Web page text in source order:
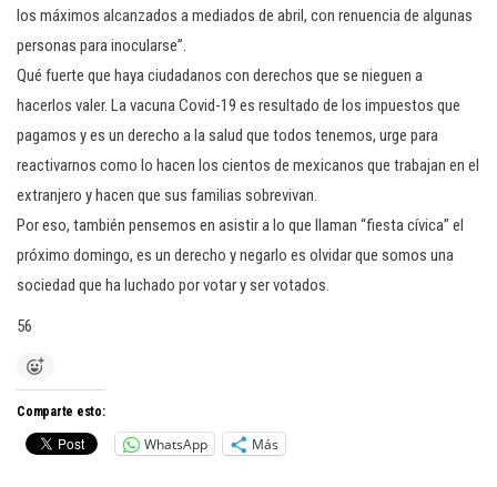
los máximos alcanzados a mediados de abril, con renuencia de algunas
personas para inocularse”.
Qué fuerte que haya ciudadanos con derechos que se nieguen a
hacerlos valer. La vacuna Covid-19 es resultado de los impuestos que
pagamos y es un derecho a la salud que todos tenemos, urge para
reactivarnos como lo hacen los cientos de mexicanos que trabajan en el
extranjero y hacen que sus familias sobrevivan.
Por eso, también pensemos en asistir a lo que llaman “fiesta cívica” el
próximo domingo, es un derecho y negarlo es olvidar que somos una
sociedad que ha luchado por votar y ser votados.
56
Comparte esto:
WhatsApp Más